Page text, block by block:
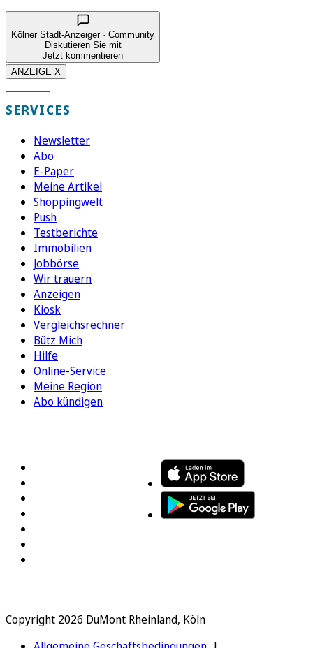
Kölner Stadt-Anzeiger · Community
Diskutieren Sie mit
Jetzt kommentieren
ANZEIGE X
SERVICES
Newsletter
Abo
E-Paper
Meine Artikel
Shoppingwelt
Push
Testberichte
Immobilien
Jobbörse
Wir trauern
Anzeigen
Kiosk
Vergleichsrechner
Bütz Mich
Hilfe
Online-Service
Meine Region
Abo kündigen
Copyright 2026 DuMont Rheinland, Köln